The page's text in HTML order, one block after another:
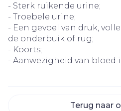
- Sterk ruikende urine;
- Troebele urine;
- Een gevoel van druk,
de onderbuik of rug;
- Koorts;
- Aanwezigheid van bloed
Terug naar